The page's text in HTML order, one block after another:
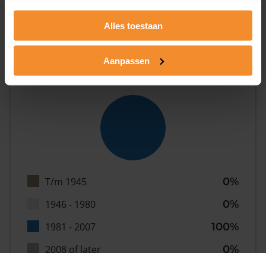
Alles toestaan
Aanpassen
Bouwjaar
T/m 1945
0%
1946 - 1980
0%
1981 - 2007
100%
2008 of later
0%